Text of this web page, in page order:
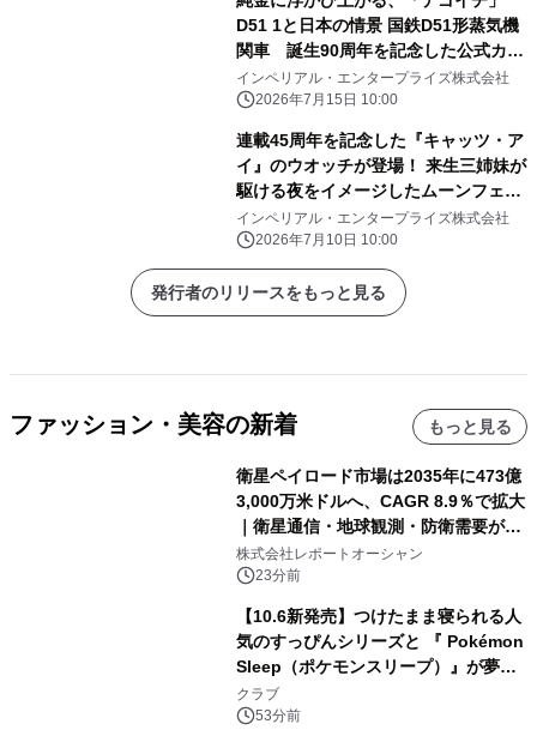
D51 1と日本の情景 国鉄D51形蒸気機
関車 誕生90周年を記念した公式カラ
ー金貨が登場！
インペリアル・エンタープライズ株式会社
2026年7月15日 10:00
連載45周年を記念した『キャッツ・ア
イ』のウオッチが登場！ 来生三姉妹が
駆ける夜をイメージしたムーンフェイ
ズウオッチ
インペリアル・エンタープライズ株式会社
2026年7月10日 10:00
発行者のリリースをもっと見る
ファッション・美容の新着 もっと見る
衛星ペイロード市場は2035年に473億
3,000万米ドルへ、CAGR 8.9％で拡大
｜衛星通信・地球観測・防衛需要が牽
引する次世代宇宙産業の成長戦略
株式会社レポートオーシャン
23分前
【10.6新発売】つけたまま寝られる人
気のすっぴんシリーズと 『 Pokémon
Sleep（ポケモンスリープ）』が夢の
コラボレーション！
クラブ
53分前